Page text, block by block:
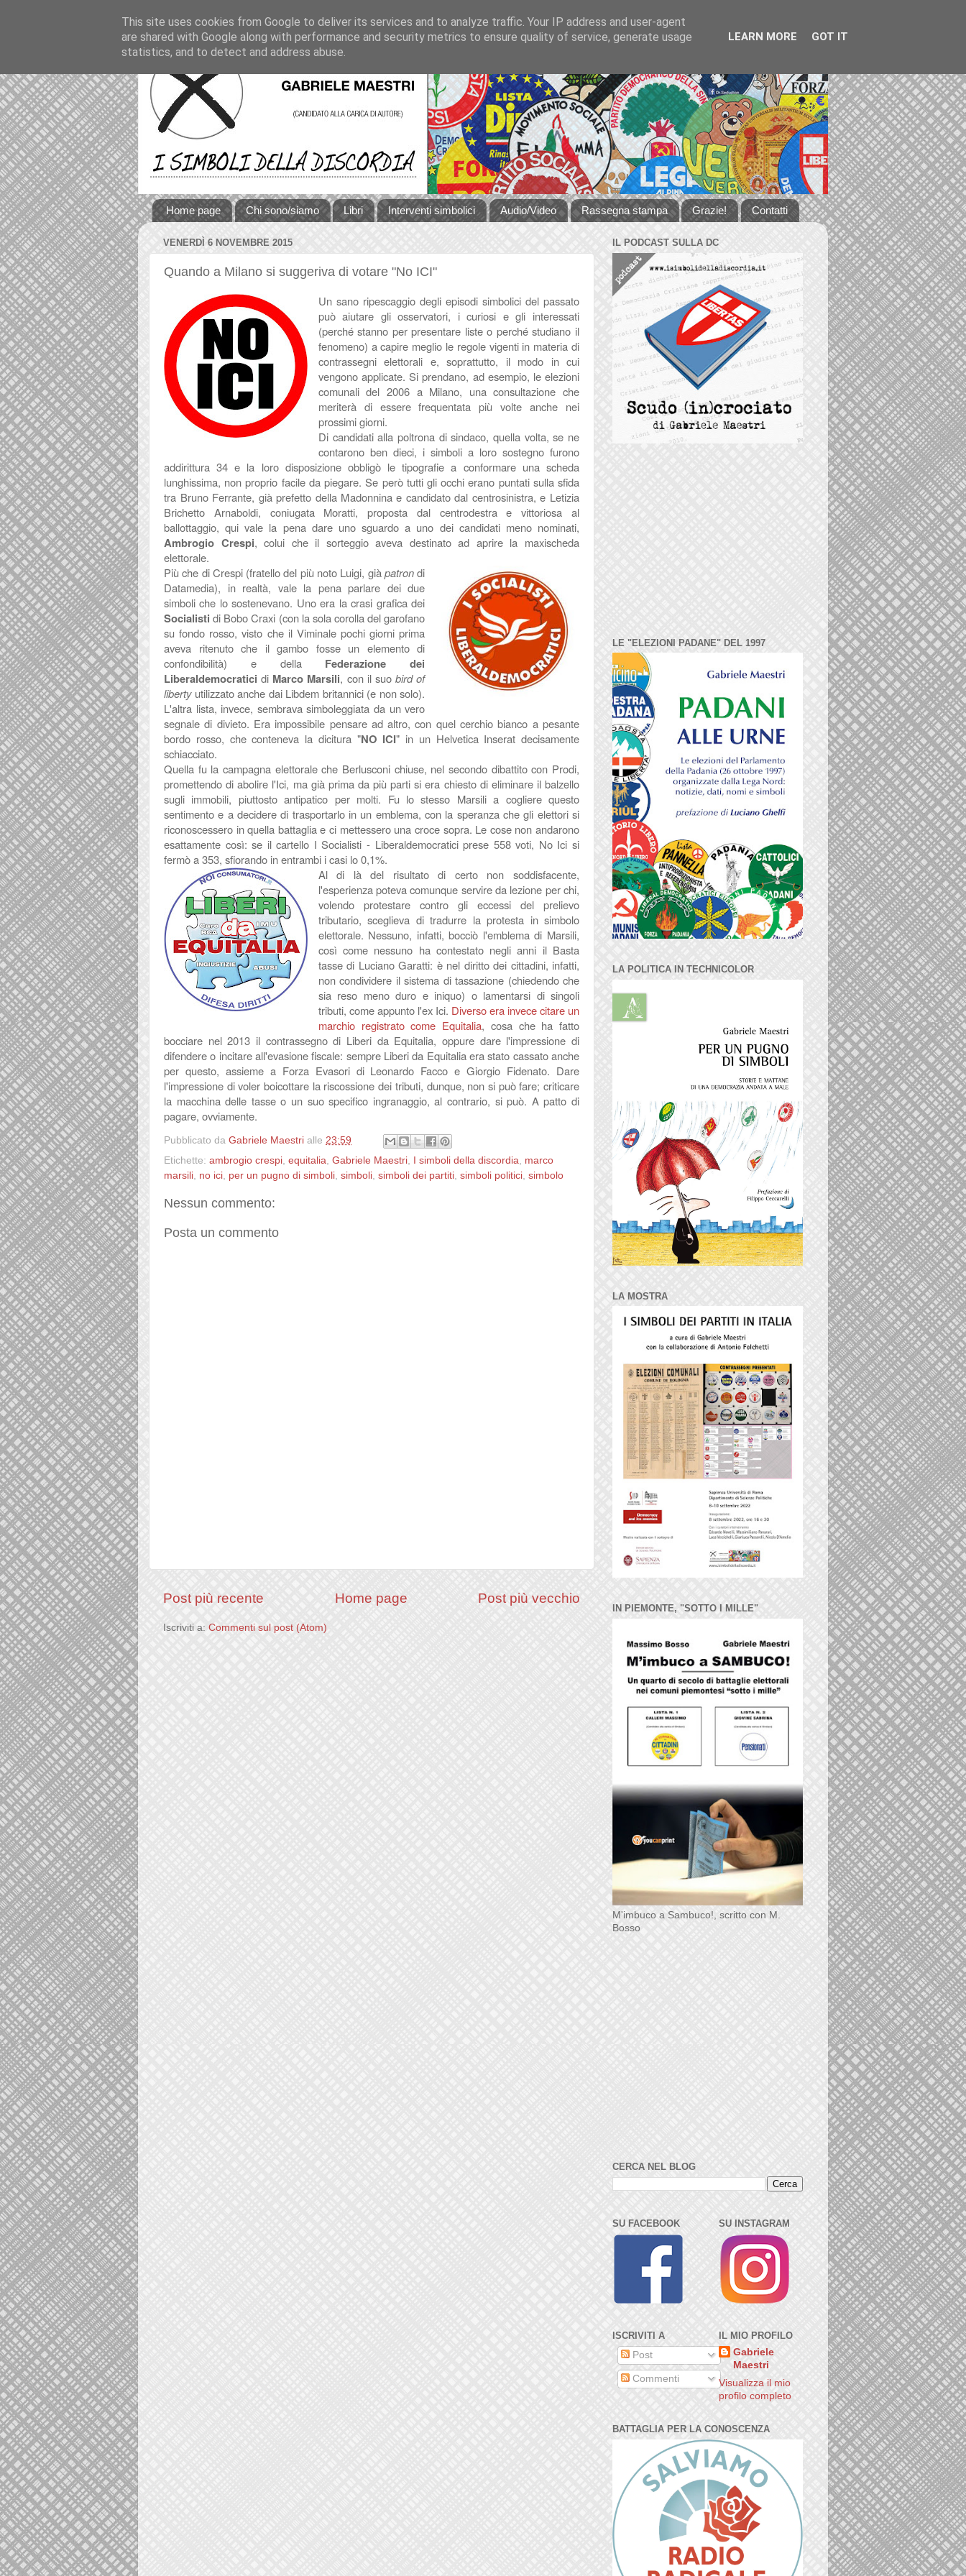
Home page Chi sono/siamo Libri Interventi simbolici Audio/Video Rassegna stampa Grazie! Contatti
VENERDÌ 6 NOVEMBRE 2015
Quando a Milano si suggeriva di votare "No ICI"
Un sano ripescaggio degli episodi simbolici del passato
può aiutare gli osservatori, i curiosi e gli interessati
(perché stanno per presentare liste o perché studiano il
fenomeno) a capire meglio le regole vigenti in materia di
contrassegni elettorali e, soprattutto, il modo in cui
vengono applicate. Si prendano, ad esempio, le elezioni
comunali del 2006 a Milano, una consultazione che
meriterà di essere frequentata più volte anche nei
prossimi giorni.
Di candidati alla poltrona di sindaco, quella volta, se ne
contarono ben dieci, i simboli a loro sostegno furono
addirittura 34 e la loro disposizione obbligò le tipografie a conformare una scheda
lunghissima, non proprio facile da piegare. Se però tutti gli occhi erano puntati sulla sfida
tra Bruno Ferrante, già prefetto della Madonnina e candidato dal centrosinistra, e Letizia
Brichetto Arnaboldi, coniugata Moratti, proposta dal centrodestra e vittoriosa al
ballottaggio, qui vale la pena dare uno sguardo a uno dei candidati meno nominati,
Ambrogio Crespi, colui che il sorteggio aveva destinato ad aprire la maxischeda
elettorale.
Più che di Crespi (fratello del più noto Luigi, giàpatrondi
Datamedia), in realtà, vale la pena parlare dei due
simboli che lo sostenevano. Uno era la crasi grafica dei
Socialistidi Bobo Craxi (con la sola corolla del garofano
su fondo rosso, visto che il Viminale pochi giorni prima
aveva ritenuto che il gambo fosse un elemento di
confondibilità) e della Federazione dei
Liberaldemocraticidi Marco Marsili, con il suobird of
libertyutilizzato anche dai Libdem britannici (e non solo).
L'altra lista, invece, sembrava simboleggiata da un vero
segnale di divieto. Era impossibile pensare ad altro, con quel cerchio bianco a pesante
bordo rosso, che conteneva la dicitura "NO ICI" in un Helvetica Inserat decisamente
schiacciato.
Quella fu la campagna elettorale che Berlusconi chiuse, nel secondo dibattito con Prodi,
promettendo di abolire l'Ici, ma già prima da più parti si era chiesto di eliminare il balzello
sugli immobili, piuttosto antipatico per molti. Fu lo stesso Marsili a cogliere questo
sentimento e a decidere di trasportarlo in un emblema, con la speranza che gli elettori si
riconoscessero in quella battaglia e ci mettessero una croce sopra. Le cose non andarono
esattamente così: se il cartello I Socialisti - Liberaldemocratici prese 558 voti, No Ici si
fermò a 353, sfiorando in entrambi i casi lo 0,1%.
Al di là del risultato di certo non soddisfacente,
l'esperienza poteva comunque servire da lezione per chi,
volendo protestare contro gli eccessi del prelievo
tributario, sceglieva di tradurre la protesta in simbolo
elettorale. Nessuno, infatti, bocciò l'emblema di Marsili,
così come nessuno ha contestato negli anni il Basta
tasse di Luciano Garatti: è nel diritto dei cittadini, infatti,
non condividere il sistema di tassazione (chiedendo che
sia reso meno duro e iniquo) o lamentarsi di singoli
tributi, come appunto l'ex Ici. Diverso era invece citare un
marchio registrato come Equitalia, cosa che ha fatto
bocciare nel 2013 il contrassegno di Liberi da Equitalia, oppure dare l'impressione di
difendere o incitare all'evasione fiscale: sempre Liberi da Equitalia era stato cassato anche
per questo, assieme a Forza Evasori di Leonardo Facco e Giorgio Fidenato. Dare
l'impressione di voler boicottare la riscossione dei tributi, dunque, non si può fare; criticare
la macchina delle tasse o un suo specifico ingranaggio, al contrario, si può. A patto di
pagare, ovviamente.
Pubblicato da Gabriele Maestri alle 23:59
Etichette: ambrogio crespi equitalia Gabriele Maestri I simboli della discordia
marco
marsili no ici per un pugno di simboli simboli simboli dei partiti simboli politici simbolo
Nessun commento:
Posta un commento
Post più recente Post più vecchio
Home page
Iscriviti a: Commenti sul post (Atom)
IL PODCAST SULLA DC
LE "ELEZIONI PADANE" DEL 1997
LA POLITICA IN TECHNICOLOR
LA MOSTRA
IN PIEMONTE, "SOTTO I MILLE"
M'imbuco a Sambuco!, scritto con M.
Bosso
CERCA NEL BLOG
SU FACEBOOK
ISCRIVITI A
Post
Commenti
SU INSTAGRAM
IL MIO PROFILO
Gabriele
Maestri
Visualizza il mio
profilo completo
BATTAGLIA PER LA CONOSCENZA
This site uses cookies from Google to deliver its services and to analyze traffic. Your IP address and user-agent
are shared with Google along with performance and security metrics to ensure quality of service, generate usage
statistics, and to detect and address abuse.
LEARN MORE GOT IT